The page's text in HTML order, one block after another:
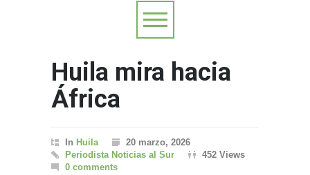
Huila mira hacia
África
In Huila
20 marzo, 2026
Periodista Noticias al Sur
452 Views
0 comments